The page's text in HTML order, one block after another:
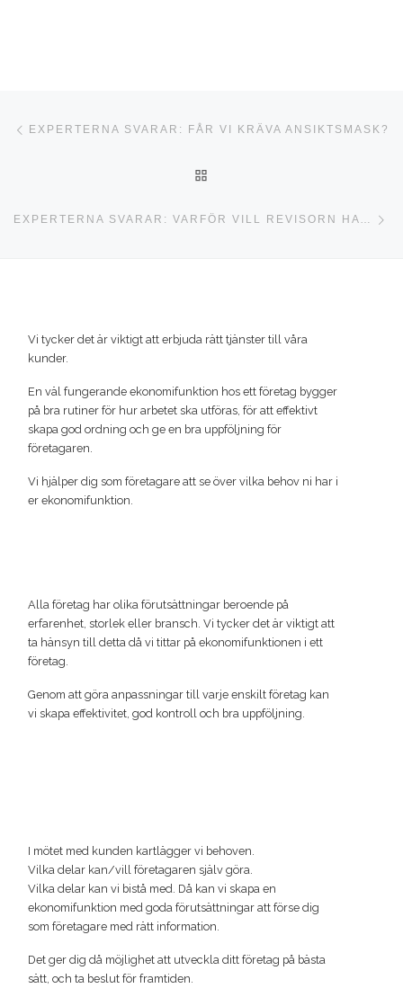
Inläggsnavigering
EXPERTERNA SVARAR: FÅR VI KRÄVA ANSIKTSMASK?
EXPERTERNA SVARAR: VARFÖR VILL REVISORN HA EN SIE-FIL?
Vi tycker det är viktigt att erbjuda rätt tjänster till våra
kunder.
En väl fungerande ekonomifunktion hos ett företag bygger
på bra rutiner för hur arbetet ska utföras, för att effektivt
skapa god ordning och ge en bra uppföljning för
företagaren.
Vi hjälper dig som företagare att se över vilka behov ni har i
er ekonomifunktion.
Alla företag har olika förutsättningar beroende på
erfarenhet, storlek eller bransch. Vi tycker det är viktigt att
ta hänsyn till detta då vi tittar på ekonomifunktionen i ett
företag.
Genom att göra anpassningar till varje enskilt företag kan
vi skapa effektivitet, god kontroll och bra uppföljning.
I mötet med kunden kartlägger vi behoven.
Vilka delar kan/vill företagaren själv göra.
Vilka delar kan vi bistå med. Då kan vi skapa en
ekonomifunktion med goda förutsättningar att förse dig
som företagare med rätt information.
Det ger dig då möjlighet att utveckla ditt företag på bästa
sätt, och ta beslut för framtiden.